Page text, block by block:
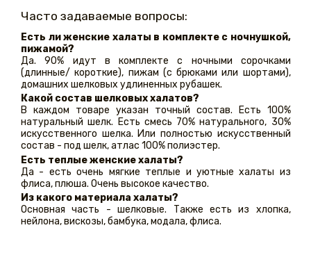
Часто задаваемые вопросы:
Есть ли женские халаты в комплекте с ночнушкой,
пижамой?
Да. 90% идут в комплекте с ночными сорочками
(длинные/ короткие), пижам (с брюками или шортами),
домашних шелковых удлиненных рубашек.
Какой состав шелковых халатов?
В каждом товаре указан точный состав. Есть 100%
натуральный шелк. Есть смесь 70% натурального, 30%
искусственного шелка. Или полностью искусственный
состав - под шелк, атлас 100% полиэстер.
Есть теплые женские халаты?
Да - есть очень мягкие теплые и уютные халаты из
флиса, плюша. Очень высокое качество.
Из какого материала халаты?
Основная часть - шелковые. Также есть из хлопка,
нейлона, вискозы, бамбука, модала, флиса.